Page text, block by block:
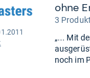
ohne
3
„... Mit
noch im